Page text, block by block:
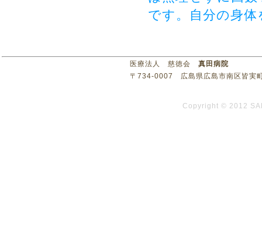
です。自分の身
医療法人 慈徳会 真田病院
〒734-0007 広島県広島市南区皆
Copyright © 2012